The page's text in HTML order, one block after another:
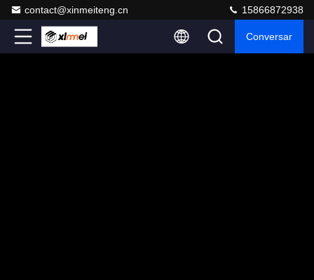
contact@xinmeiteng.cn 15866872938
Conversar